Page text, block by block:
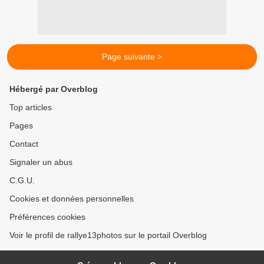
Page suivante >
Hébergé par Overblog
Top articles
Pages
Contact
Signaler un abus
C.G.U.
Cookies et données personnelles
Préférences cookies
Voir le profil de rallye13photos sur le portail Overblog